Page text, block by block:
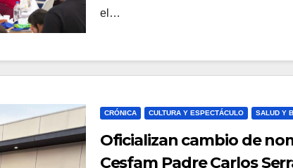
el…
CRÓNICA CULTURA Y ESPECTÁCULO SALUD Y
Oficializan cambio de
Cesfam Padre Carlos